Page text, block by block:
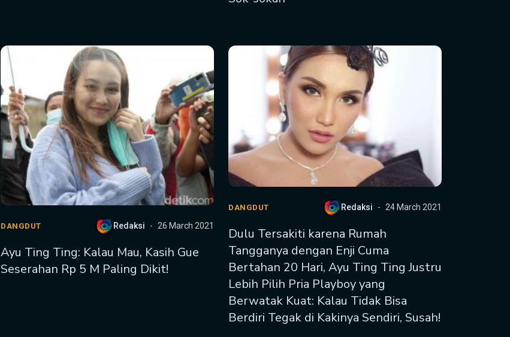
DANGDUT Redaksi 26 March 2021
Ayu Ting Ting: Kalau Mau, Kasih Gue
Seserahan Rp 5 M Paling Dikit!
DANGDUT Redaksi 24 March 2021
Dulu Tersakiti karena Rumah
Tangganya dengan Enji Cuma
Bertahan 20 Hari, Ayu Ting Ting Justru
Lebih Pilih Pria Playboy yang
Berwatak Kuat: Kalau Tidak Bisa
Berdiri Tegak di Kakinya Sendiri, Susah!